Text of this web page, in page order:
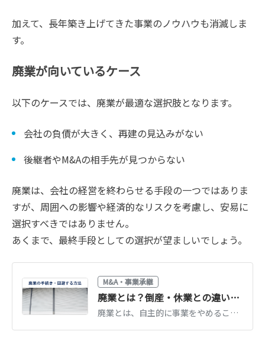
加えて、長年築き上げてきた事業のノウハウも消滅しま
す。
廃業が向いているケース
以下のケースでは、廃業が最適な選択肢となります。
会社の負債が大きく、再建の見込みがない
後継者やM&Aの相手先が見つからない
廃業は、会社の経営を終わらせる手段の一つではありま
すが、周囲への影響や経済的なリスクを考慮し、安易に
選択すべきではありません。
あくまで、最終手段としての選択が望ましいでしょう。
M&A・事業承継
廃業とは？倒産・休業との違い、手続きの流れ・費用・廃業しない選択肢までわかりやすく解説
廃業とは、自主的に事業をやめることです。倒産・休業との違い、法人・個人事業主別の手続きと費用、廃業を回避してM&Aで会社を残す選択肢を解説します。